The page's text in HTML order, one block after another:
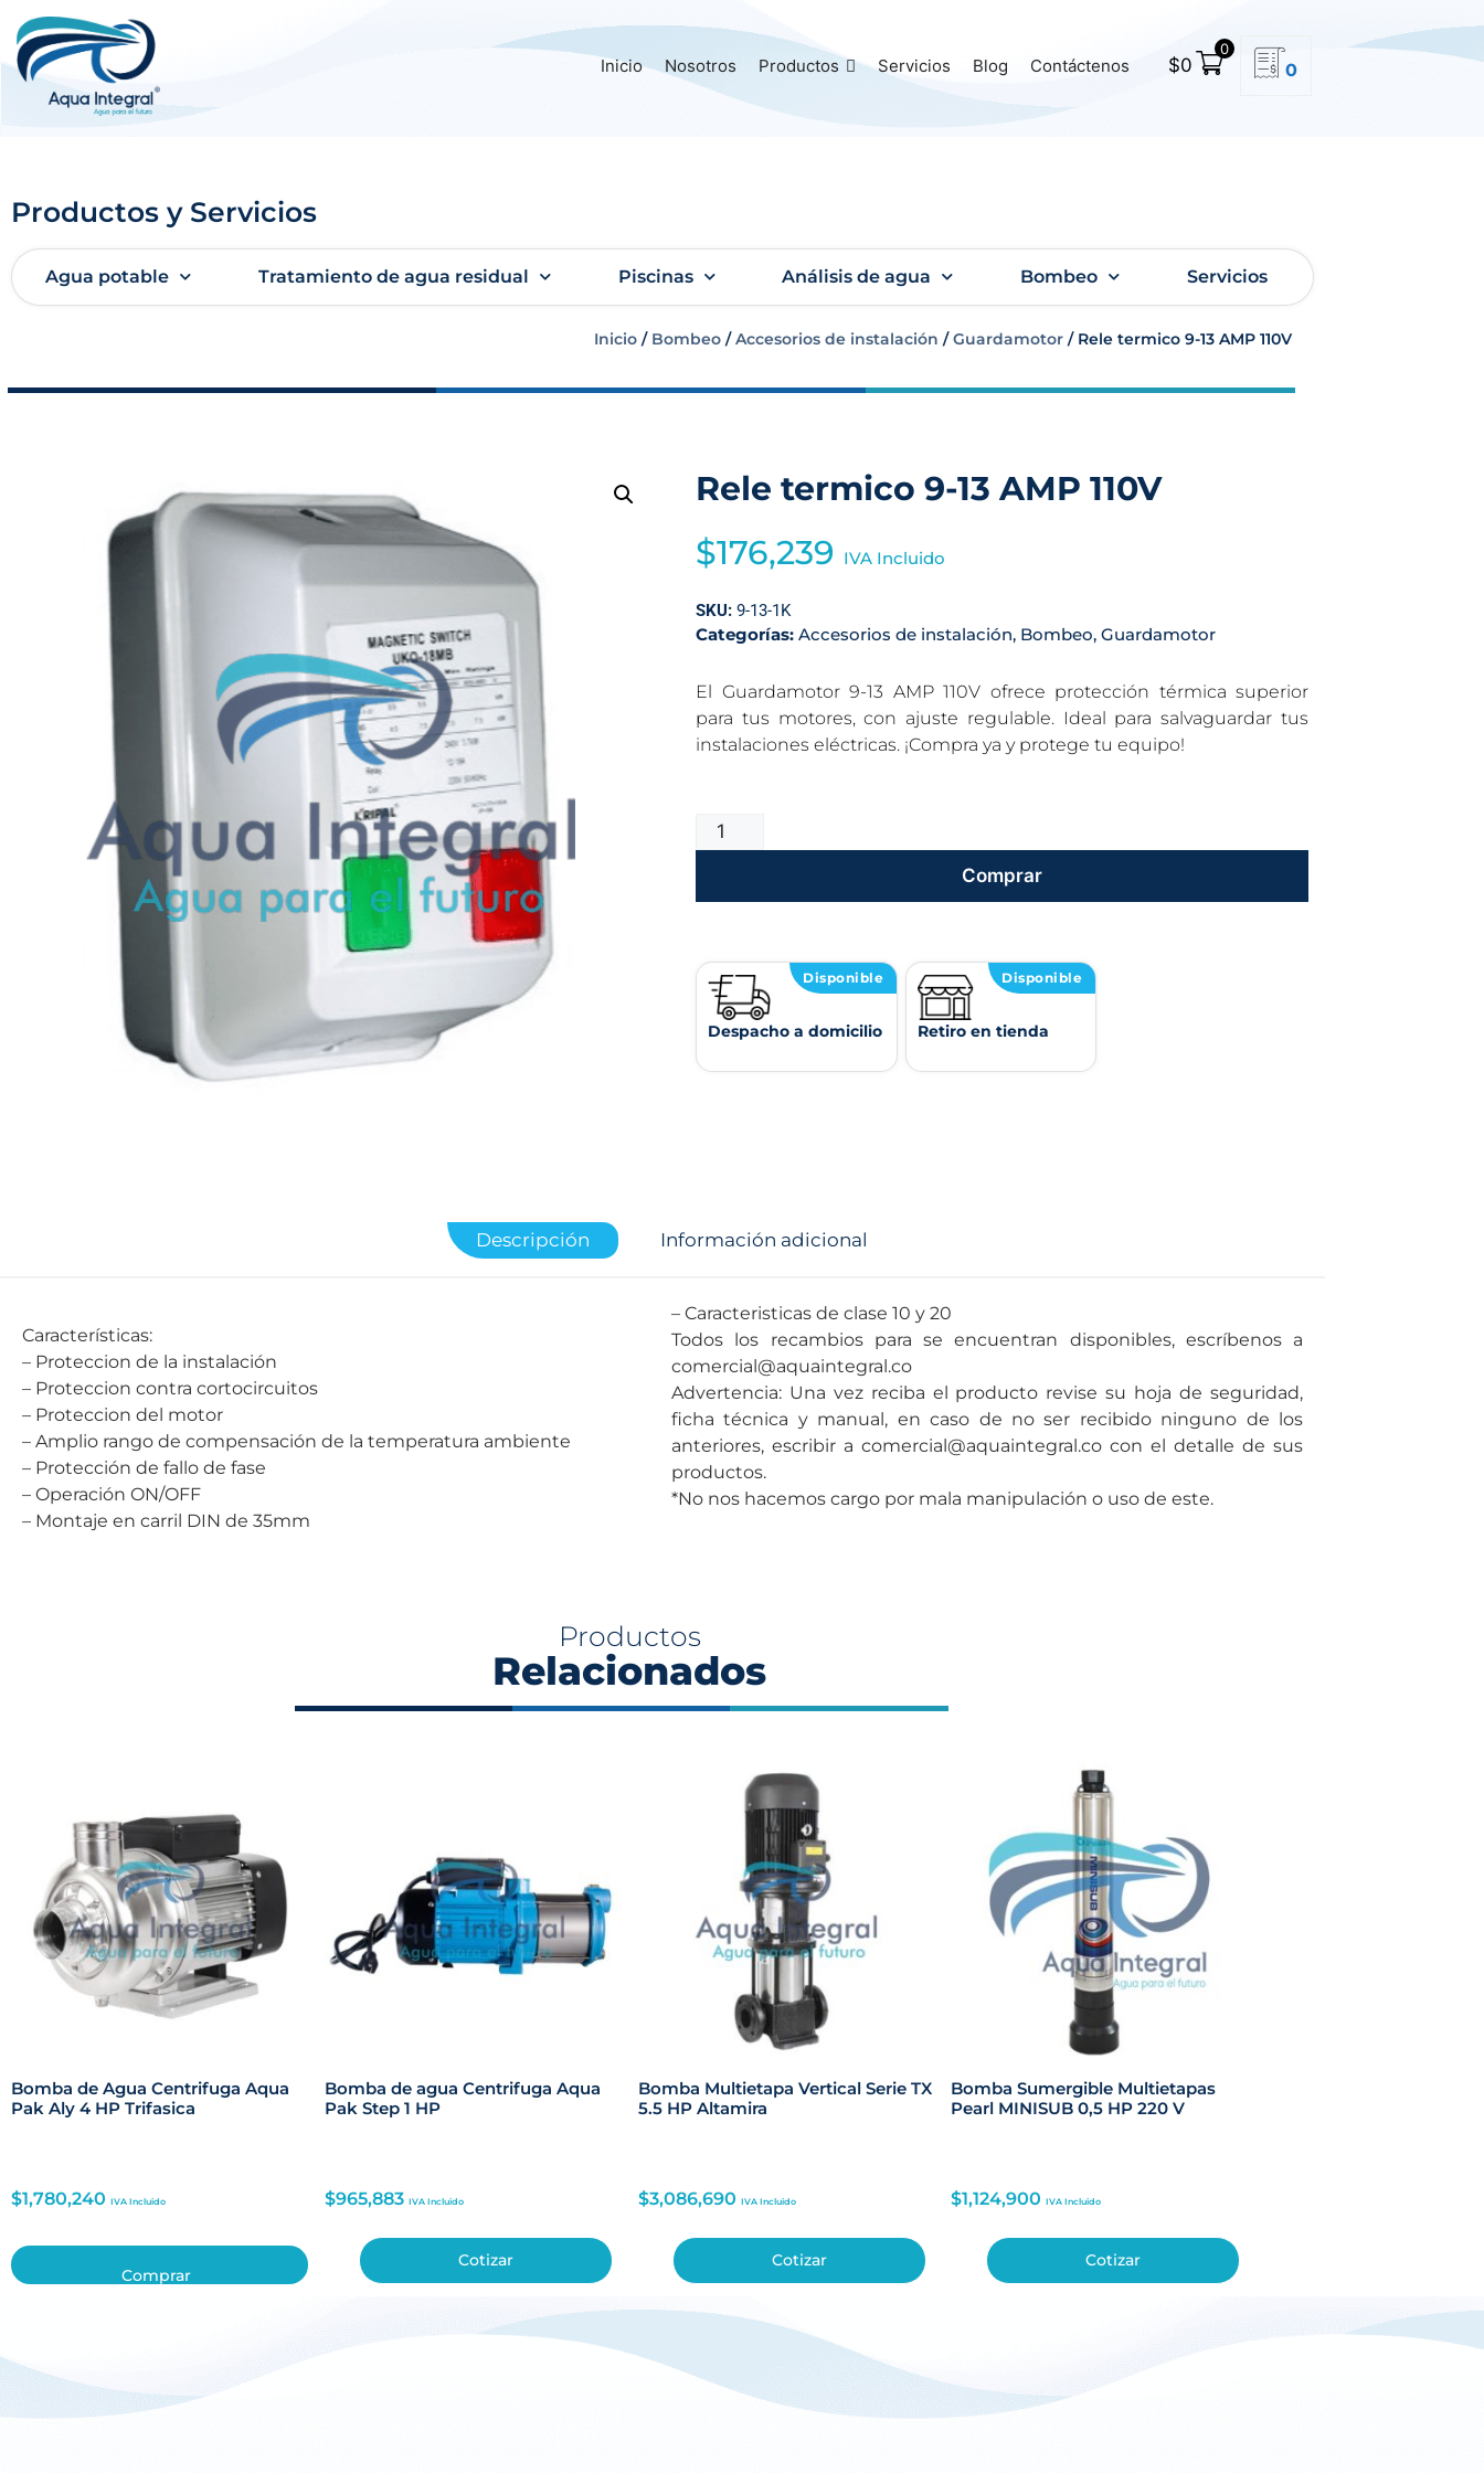
Inicio Nosotros Productos Servicios Blog Contáctenos $0
0
0
Productos y Servicios
Agua potable Tratamiento de agua residual Piscinas Análisis de agua Bombeo Servicios
Inicio / Bombeo /Accesorios de instalación /Guardamotor / Rele termico 9-13 AMP 110V
Rele termico 9-13 AMP 110V
$176,239 IVA Incluido
SKU: 9-13-1K
Categorías: Accesorios de instalación, Bombeo, Guardamotor
El Guardamotor 9-13 AMP 110V ofrece protección térmica superior
para tus motores, con ajuste regulable. Ideal para salvaguardar tus
instalaciones eléctricas. ¡Compra ya y protege tu equipo!
Comprar
Disponible
Despacho a domicilio
Disponible
Retiro en tienda
Descripción Información adicional
Características:
– Proteccion de la instalación
– Proteccion contra cortocircuitos
– Proteccion del motor
– Amplio rango de compensación de la temperatura ambiente
– Protección de fallo de fase
– Operación ON/OFF
– Montaje en carril DIN de 35mm
– Caracteristicas de clase 10 y 20
Todos los recambios para se encuentran disponibles, escríbenos a
comercial@aquaintegral.co
Advertencia: Una vez reciba el producto revise su hoja de seguridad,
ficha técnica y manual, en caso de no ser recibido ninguno de los
anteriores, escribir a comercial@aquaintegral.co con el detalle de sus
productos.
*No nos hacemos cargo por mala manipulación o uso de este.
Productos
Relacionados
Bomba de Agua Centrifuga Aqua
Pak Aly 4 HP Trifasica
$1,780,240 IVA Incluido
Comprar
Bomba de agua Centrifuga Aqua
Pak Step 1 HP
$965,883 IVA Incluido
Cotizar
Bomba Multietapa Vertical Serie TX
5.5 HP Altamira
$3,086,690 IVA Incluido
Cotizar
Bomba Sumergible Multietapas
Pearl MINISUB 0,5 HP 220 V
$1,124,900 IVA Incluido
Cotizar